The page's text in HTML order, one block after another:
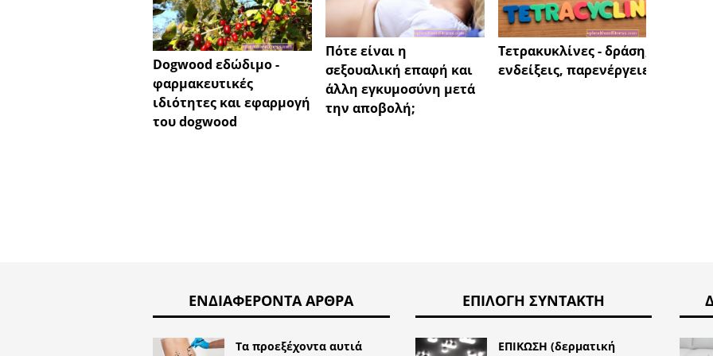
Dogwood εδώδιμο -
φαρμακευτικές
ιδιότητες και εφαρμογή
του dogwood
Πότε είναι η
σεξουαλική επαφή και
άλλη εγκυμοσύνη μετά
την αποβολή;
Τετρακυκλίνες - δράση,
ενδείξεις, παρενέργειες
ΕΝΔΙΑΦΈΡΟΝΤΑ ΆΡΘΡΑ
Τα προεξέχοντα αυτιά
ΕΠΙΛΟΓΉ ΣΥΝΤΆΚΤΗ
ΕΠΙΚΩΣΗ (δερματική